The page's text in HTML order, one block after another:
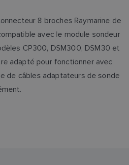
8 broches Raymarine de
avec le module sondeur
CP300, DSM300, DSM30 et
adapté pour fonctionner avec
de câbles adaptateurs de sonde